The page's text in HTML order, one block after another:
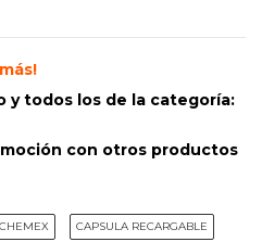
y todos los de la categoría:
con otros productos
CHEMEX CAPSULA RECARGABLE